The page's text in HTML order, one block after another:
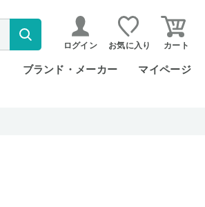
ログイン お気に入り カート
ブランド・メーカー マイページ